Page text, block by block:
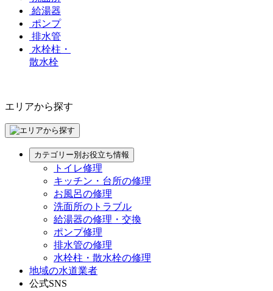
給湯器
ポンプ
排水管
水栓柱・
散水栓
エリアから探す
カテゴリー別お役立ち情報
トイレ修理
キッチン・台所の修理
お風呂の修理
洗面所のトラブル
給湯器の修理・交換
ポンプ修理
排水管の修理
水栓柱・散水栓の修理
地域の水道業者
公式SNS